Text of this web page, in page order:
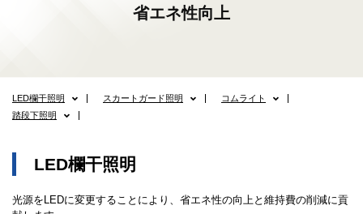
省エネ性向上
LED欄干照明 スカートガード照明
コムライト
踏段下照明
LED欄干照明
光源をLEDに変更することにより、省エネ性の向上と維持費の削減に貢